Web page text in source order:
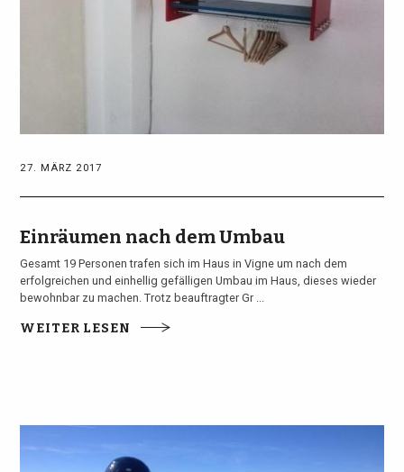
27. MÄRZ 2017
Einräumen nach dem Umbau
Gesamt 19 Personen trafen sich im Haus in Vigne um nach dem
erfolgreichen und einhellig gefälligen Umbau im Haus, dieses wieder
bewohnbar zu machen. Trotz beauftragter Gr ...
WEITER LESEN